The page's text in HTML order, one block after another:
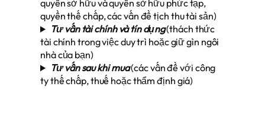
quyền sở hữu và quyền sở hữu phức tạp,
quyền thế chấp, các vấn đề tịch thu tài sản)
Tư vấn tài chính và tín dụng(thách thức
tài chính trong việc duy trì hoặc giữ gìn ngôi
nhà của bạn)
Tư vấn sau khi mua(các vấn đề với công
ty thế chấp, thuế hoặc thẩm định giá)